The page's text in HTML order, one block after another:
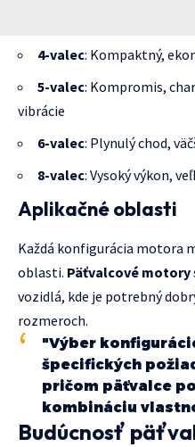
4-valec: Kompaktný,
5-valec: Kompromis,
vibrácie
6-valec: Plynulý chod,
8-valec: Vysoký výkon,
Aplikačné oblasti
Každá konfigurácia motora
oblasti. Päťvalcové motory
vozidlá, kde je potrebný
rozmeroch.
"Výber
špecifických
pričom päťvalce
kombináciu
Budúcnosť